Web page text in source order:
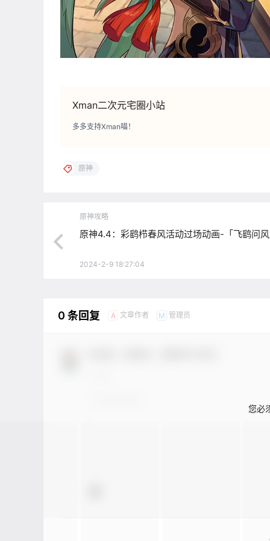
Xman二次元宅圈小站
多多支持Xman喵！
原神
原神攻略
原神4.4：彩鹞栉春风活动过场动画-「飞鹞问
2024-2-9 18:27:04
0 条回复 A 文章作者 M 管理员
您必